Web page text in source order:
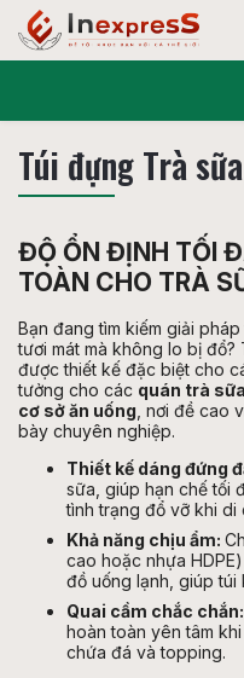
Túi đựng Trà
ĐỘ ỔN ĐỊNH TỐI
TOÀN CHO TRÀ
Bạn đang tìm kiếm giải
tươi mát mà không lo bị
được thiết kế đặc biệt cho
tưởng cho các quán trà
cơ sở ăn uống, nơi đề cao
bày chuyên nghiệp.
Thiết kế dáng đứng
sữa, giúp hạn chế tối
tình trạng đổ vỡ khi di
Khả năng chịu ẩm:
cao hoặc nhựa
đồ uống lạnh, giúp túi
Quai cầm chắc chắn:
hoàn toàn yên tâm
chứa đá và topping.